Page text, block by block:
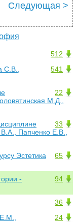
Следующая >
512
541
С.В.,
22
М.Д.,
33
Папченко Е.В.,
65
Эстетика
94
-
36
24